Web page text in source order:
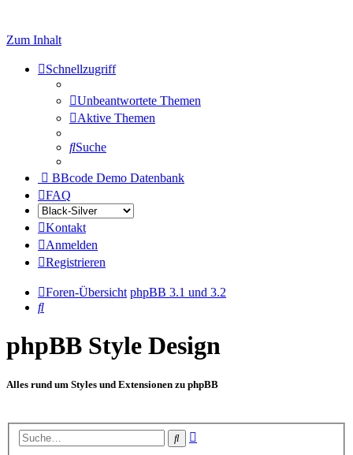
Zum Inhalt
Schnellzugriff
Unbeantwortete Themen
Aktive Themen
Suche
BBcode Demo Datenbank
FAQ
Kontakt
Anmelden
Registrieren
Foren-Übersicht phpBB 3.1 und 3.2
Suche
phpBB Style Design
Alles rund um Styles und Extensionen zu phpBB
Suche